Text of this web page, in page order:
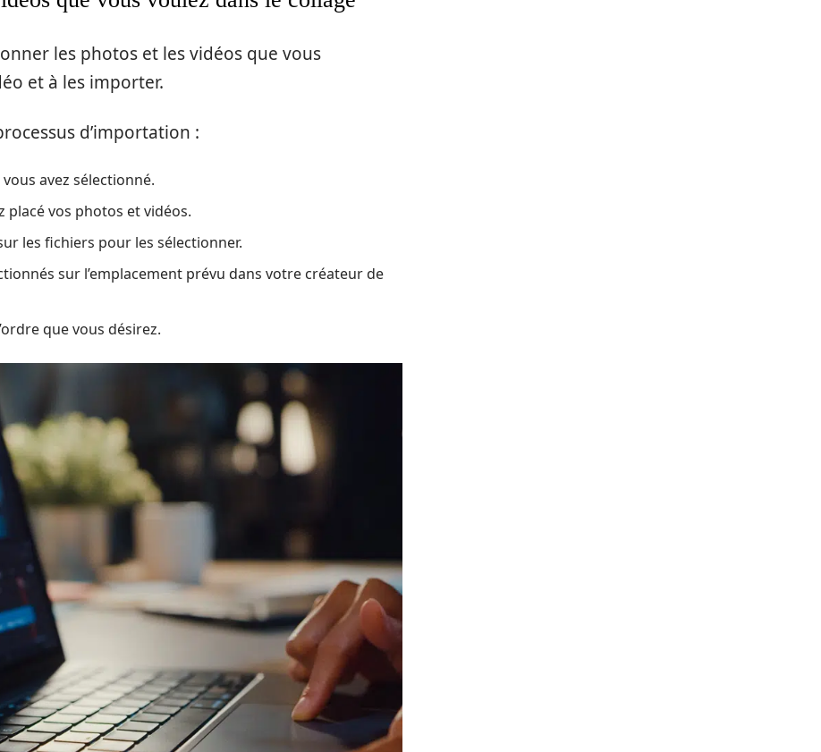
les photos et les vidéos que vous
et à les importer.
d’importation :
avez sélectionné.
placé vos photos et vidéos.
les fichiers pour les sélectionner.
sur l’emplacement prévu dans votre créateur de
que vous désirez.